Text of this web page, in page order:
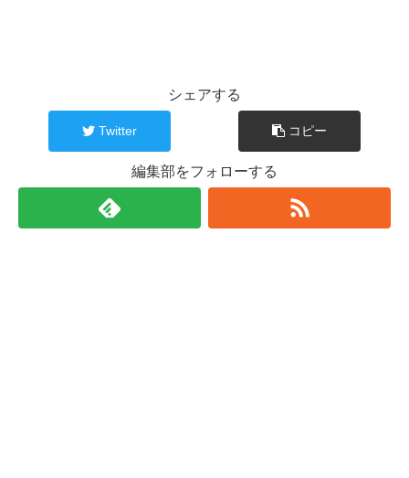
シェアする
Twitter コピー
編集部をフォローする